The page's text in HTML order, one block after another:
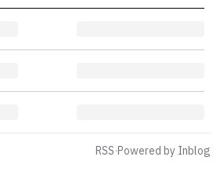
RSS·Powered by Inblog